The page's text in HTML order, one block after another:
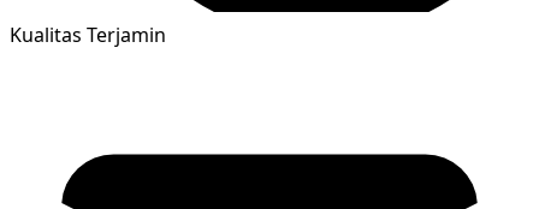
Kualitas Terjamin